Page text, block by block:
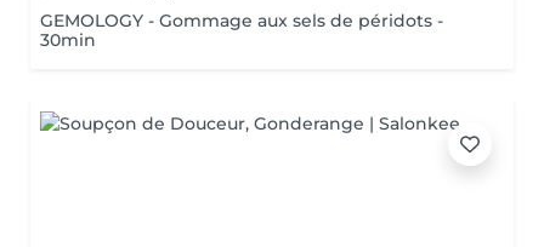
GEMOLOGY - Gommage aux sels de péridots -
30min